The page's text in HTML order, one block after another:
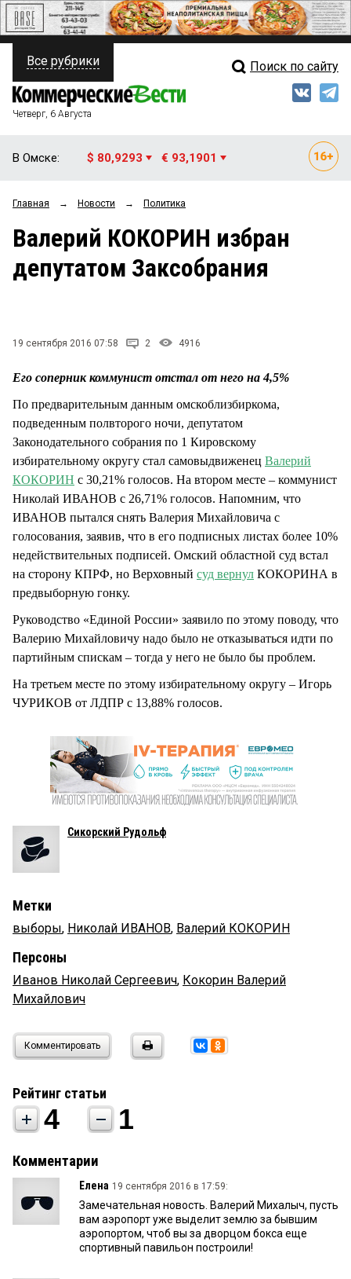
ПОЛИТИКА
ФИНАНСЫ
ОБЩЕСТВО
ЗАКОН
НОВОСТИ КОМПАНИЙ
СТИЛЬ ЖИЗНИ
Свежий выпуск
Рейтинги
Блоги
Все рубрики Поиск по сайту
Четверг, 6 Августа
В Омске: $ 80,9293 € 93,1901
Главная → Новости → Политика
Валерий КОКОРИН избран
депутатом Заксобрания
19 сентября 2016 07:58 2 4916
Его соперник коммунист отстал от него на 4,5%
По предварительным данным омскоблизбиркома,
подведенным полвторого ночи, депутатом
Законодательного собрания по 1 Кировскому
избирательному округу стал самовыдвиженец Валерий
КОКОРИН с 30,21% голосов. На втором месте – коммунист
Николай ИВАНОВ с 26,71% голосов. Напомним, что
ИВАНОВ пытался снять Валерия Михайловича с
голосования, заявив, что в его подписных листах более 10%
недействительных подписей. Омский областной суд встал
на сторону КПРФ, но Верховный суд вернул КОКОРИНА в
предвыборную гонку.
Руководство «Единой России» заявило по этому поводу, что
Валерию Михайловичу надо было не отказываться идти по
партийным спискам – тогда у него не было бы проблем.
На третьем месте по этому избирательному округу – Игорь
ЧУРИКОВ от ЛДПР с 13,88% голосов.
Сикорский Рудольф
Метки
выборы, Николай ИВАНОВ, Валерий КОКОРИН
Персоны
Иванов Николай Сергеевич, Кокорин Валерий
Михайлович
Комментировать
Рейтинг статьи
4 1
Комментарии
Елена 19 сентября 2016 в 17:59:
Замечательная новость. Валерий Михалыч, пусть
вам аэропорт уже выделит землю за бывшим
аэропортом, чтоб вы за дворцом бокса еще
спортивный павильон построили!